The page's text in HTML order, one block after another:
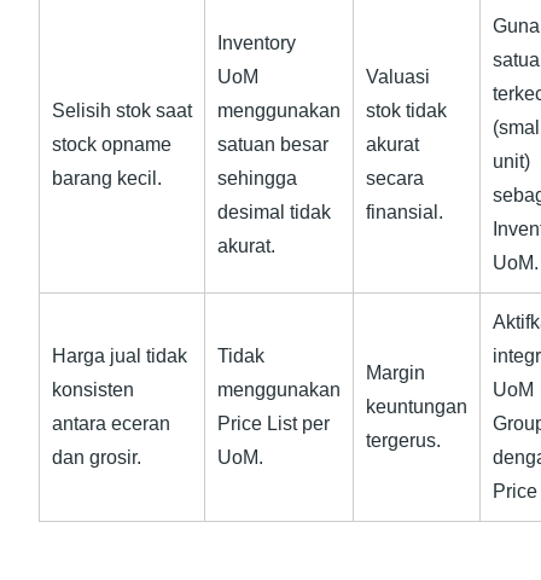
Selisih stok saat
stock opname
barang kecil.
Inventory
UoM
menggunakan
satuan besar
sehingga
desimal tidak
akurat.
Valuasi
stok tidak
akurat
secara
finansial.
unit)
UoM.
Harga jual tidak
konsisten
antara eceran
dan grosir.
Tidak
menggunakan
Price List per
UoM.
Margin
keuntungan
tergerus.
UoM